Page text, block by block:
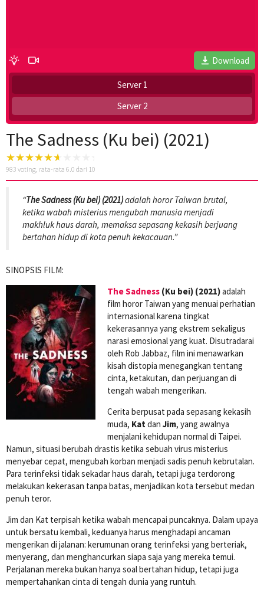
Download
Server 1
Server 2
The Sadness (Ku bei) (2021)
983 voting, rata-rata 6.0 dari 10
“The Sadness (Ku bei) (2021)adalah horor Taiwan brutal,
ketika wabah misterius mengubah manusia menjadi
makhluk haus darah, memaksa sepasang kekasih berjuang
bertahan hidup di kota penuh kekacauan.”
SINOPSIS FILM:
The Sadness (Ku bei) (2021)adalah
film horor Taiwan yang menuai perhatian
internasional karena tingkat
kekerasannya yang ekstrem sekaligus
narasi emosional yang kuat. Disutradarai
oleh Rob Jabbaz, film ini menawarkan
kisah distopia menegangkan tentang
cinta, ketakutan, dan perjuangan di
tengah wabah mengerikan.
Cerita berpusat pada sepasang kekasih
muda, Kat dan Jim, yang awalnya
menjalani kehidupan normal di Taipei.
Namun, situasi berubah drastis ketika sebuah virus misterius
menyebar cepat, mengubah korban menjadi sadis penuh kebrutalan.
Para terinfeksi tidak sekadar haus darah, tetapi juga terdorong
melakukan kekerasan tanpa batas, menjadikan kota tersebut medan
penuh teror.
Jim dan Kat terpisah ketika wabah mencapai puncaknya. Dalam upaya
untuk bersatu kembali, keduanya harus menghadapi ancaman
mengerikan di jalanan: kerumunan orang terinfeksi yang berteriak,
menyerang, dan menghancurkan siapa saja yang mereka temui.
Perjalanan mereka bukan hanya soal bertahan hidup, tetapi juga
mempertahankan cinta di tengah dunia yang runtuh.